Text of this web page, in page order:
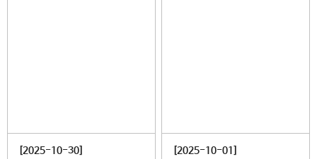
[2025-10-30] [2025-10-01]